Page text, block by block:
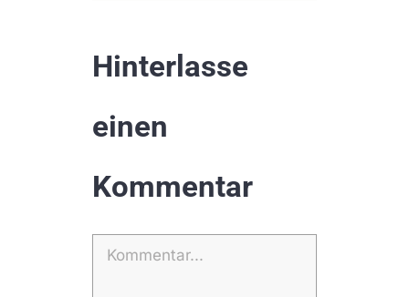
Hinterlasse
einen
Kommentar
Kommentar